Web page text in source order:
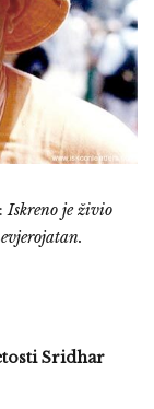
Iskreno je živio
Sridhar